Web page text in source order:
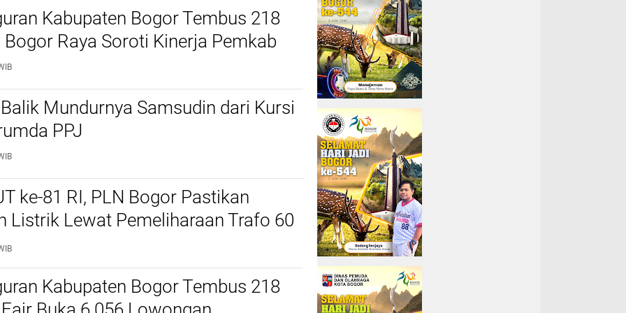
Kabupaten Bogor Tembus 218
Bogor Raya Soroti Kinerja Pemkab
Mundurnya Samsudin dari Kursi
PPJ
ke-81 RI, PLN Bogor Pastikan
Listrik Lewat Pemeliharaan Trafo 60
Kabupaten Bogor Tembus 218